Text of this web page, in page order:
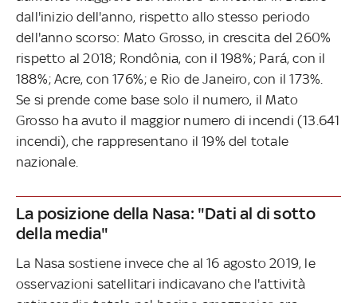
dall'inizio dell'anno, rispetto allo stesso periodo
dell'anno scorso: Mato Grosso, in crescita del 260%
rispetto al 2018; Rondônia, con il 198%; Pará, con il
188%; Acre, con 176%; e Rio de Janeiro, con il 173%.
Se si prende come base solo il numero, il Mato
Grosso ha avuto il maggior numero di incendi (13.641
incendi), che rappresentano il 19% del totale
nazionale.
La posizione della Nasa: "Dati al di sotto
della media"
La Nasa sostiene invece che al 16 agosto 2019, le
osservazioni satellitari indicavano che l'attività